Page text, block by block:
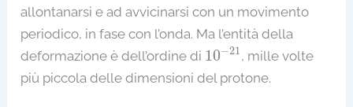
allontanarsi e ad avvicinarsi con un movimento
periodico, in fase con l’onda. Ma l’entità della
deformazione è dell’ordine di 10−21
10−21 , mille volte
più piccola delle dimensioni del protone.